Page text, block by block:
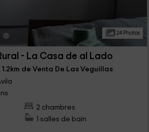
24 Photos
- La Casa de al Lado
de Venta De Las Veguillas
2 chambres
1 salles de bain